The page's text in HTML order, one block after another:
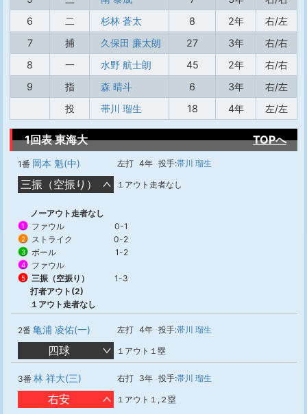
6
二 杉林 蒼太 8 2年
右/左
7
捕 久保田 廉太朗 27 3年
右/右
8
一 水野 航士朗 45 2年
右/右
9
指 森 晴斗 6 3年
右/左
投
帯川 瑠生 18 4年 左/左
1回表 東海大 TOPへ
1番 岡本 魁(中) 左打 4年 投手:帯川 瑠生
三振（空振り） １アウト走者なし
ノーアウト走者なし
1 ファウル 0-1
2 ストライク 0-2
3 ボール 1-2
4 ファウル
5 三振（空振り）
1-3
打者アウト(2)
１アウト走者なし
2番 亀浦 凌佑(一) 左打 4年 投手:帯川 瑠生
四球 １アウト１塁
3番 林 祥大(三) 右打 3年 投手:帯川 瑠生
右安 １アウト１,２塁